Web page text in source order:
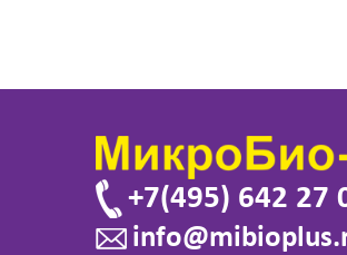
+7(495) 642 27